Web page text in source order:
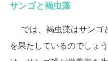
サンゴと褐虫藻
では、褐虫藻はサンゴ
を果たしているのでしょ